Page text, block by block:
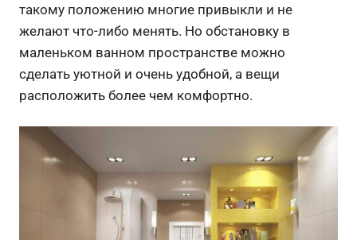
такому положению многие привыкли и не
желают что-либо менять. Но обстановку в
маленьком ванном пространстве можно
сделать уютной и очень удобной, а вещи
расположить более чем комфортно.